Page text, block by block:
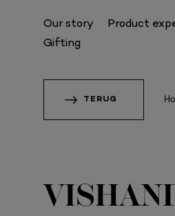
Our story Product
Gifting
SIGNATURE BONBON
Combination one
Combination four
TERUG